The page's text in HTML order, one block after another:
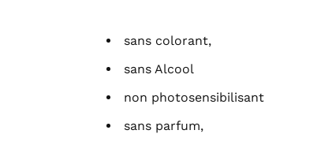
sans colorant,
sans Alcool
non photosensibilisant
sans parfum,